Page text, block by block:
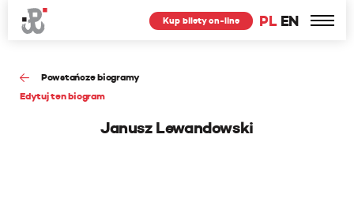
PL EN
Kup bilety on-line
Powstańcze biogramy
Edytuj ten biogram
Janusz Lewandowski